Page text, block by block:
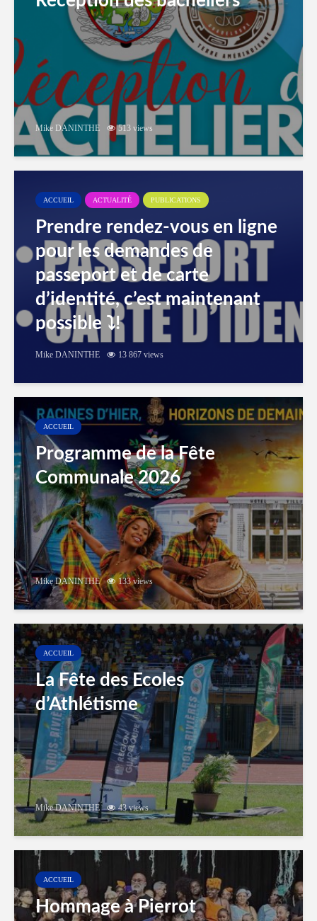
Mike DANINTHE 513 views
ACCUEIL ACTUALITÉ PUBLICATIONS
Prendre rendez-vous en ligne
pour les demandes de
passeport et de carte
d’identité, c’est maintenant
possible ⤵️!
Mike DANINTHE 13 867 views
ACCUEIL
Programme de la Fête
Communale 2026
Mike DANINTHE 133 views
ACCUEIL
La Fête des Ecoles
d’Athlétisme
Mike DANINTHE 43 views
ACCUEIL
Hommage à Pierrot